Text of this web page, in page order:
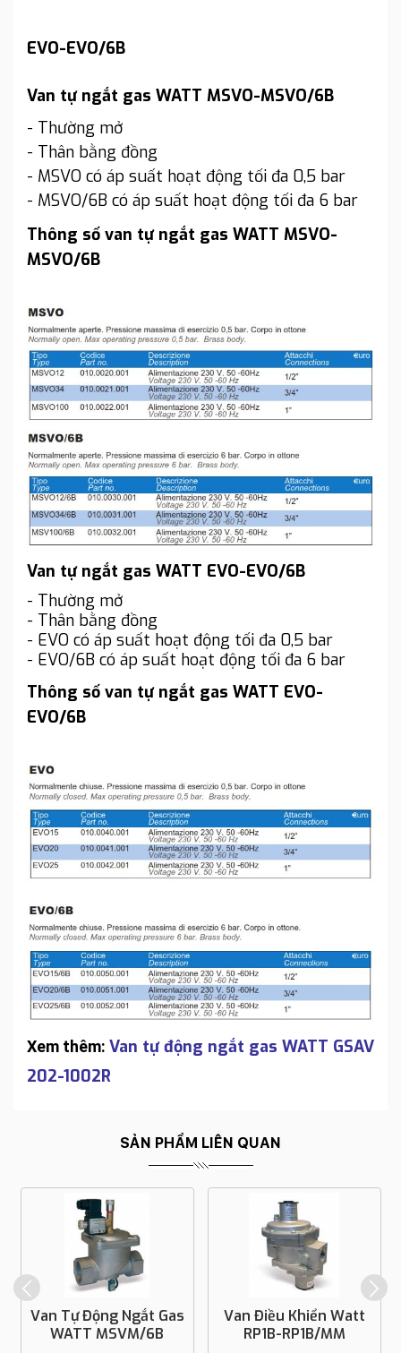
EVO-EVO/6B
Van tự ngắt gas WATT MSVO-MSVO/6B
- Thường mở
- Thân bằng đồng
- MSVO có áp suất hoạt động tối đa 0,5 bar
- MSVO/6B có áp suất hoạt động tối đa 6 bar
Thông số van tự ngắt gas WATT MSVO-
MSVO/6B
Van tự ngắt gas WATT EVO-EVO/6B
- Thường mở
- Thân bằng đồng
- EVO có áp suất hoạt động tối đa 0,5 bar
- EVO/6B có áp suất hoạt động tối đa 6 bar
Thông số van tự ngắt gas WATT EVO-
EVO/6B
Xem thêm: Van tự động ngắt gas WATT GSAV
202-1002R
SẢN PHẨM LIÊN QUAN
Van Tự Động Ngắt Gas
WATT MSVM/6B
Van Điều Khiển Watt
RP1B-RP1B/MM